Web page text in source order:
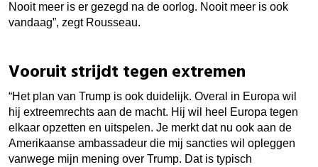
Nooit meer is er gezegd na de oorlog. Nooit meer is ook
vandaag”, zegt Rousseau.
Vooruit strijdt tegen extremen
“Het plan van Trump is ook duidelijk. Overal in Europa wil
hij extreemrechts aan de macht. Hij wil heel Europa tegen
elkaar opzetten en uitspelen. Je merkt dat nu ook aan de
Amerikaanse ambassadeur die mij sancties wil opleggen
vanwege mijn mening over Trump. Dat is typisch